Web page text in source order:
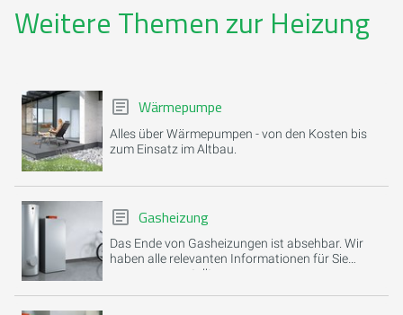
Weitere Themen zur Heizung
Wärmepumpe
Alles über Wärmepumpen - von den Kosten bis
zum Einsatz im Altbau.
Gasheizung
Das Ende von Gasheizungen ist absehbar. Wir
haben alle relevanten Informationen für Sie
zusammengestellt.